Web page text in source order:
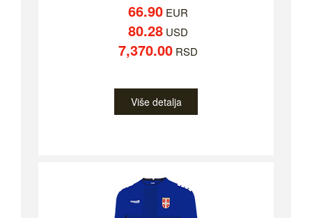
66.90EUR
80.28USD
7,370.00RSD
Više detalja